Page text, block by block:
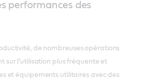
performances des
de nombreuses opérations
sur l’utilisation plus fréquente et
et équipements utilitaires avec des